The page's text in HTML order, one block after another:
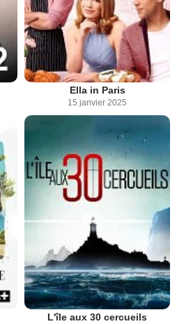
Ella in Paris
15 janvier 2025
L'île aux 30 cercueils